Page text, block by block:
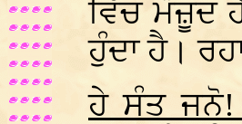
ਵਿੱਚ ਮੌਜ਼ੂਦ
ਹੁੰਦਾ ਹੈ।
ਹੇ ਸੰਤ ਜਨੋ!